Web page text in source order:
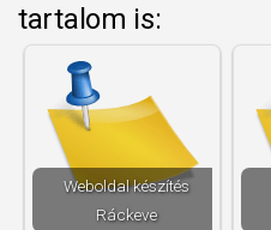
tartalom is:
Weboldal készítés​
Ráckeve